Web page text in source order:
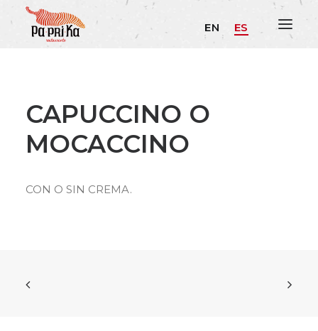
EN ES
CAPUCCINO O
MOCACCINO
CON O SIN CREMA.